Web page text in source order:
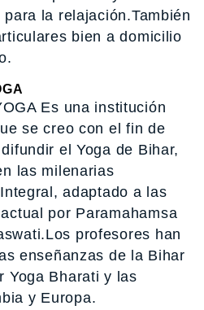
la relajación.También
bien a domicilio
Es una institución
se creo con el fin de
el Yoga de Bihar,
las milenarias
adaptado a las
por Paramahamsa
profesores han
enseñanzas de la Bihar
Yoga Bharati y las
y Europa.